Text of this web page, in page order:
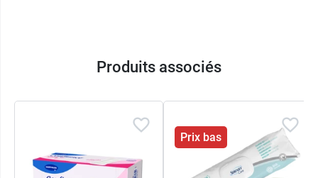
discrète dans le sous-vêtement, se faisant
Pour une incontinence plus importante, vous
pourrez opter pour la
serviette urinaire Lady
Pad 5 Molicare Premium
Produits associés
Prix bas